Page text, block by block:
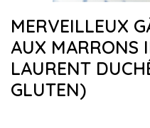
MERVEILLEUX
AUX MARRONS
LAURENT
GLUTEN)